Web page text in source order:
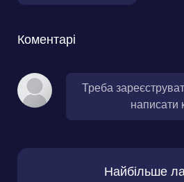
Коментарі
Треба
написати
Найбільше